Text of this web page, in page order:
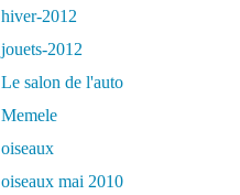
2012
2012
salon de l'auto
mai 2010